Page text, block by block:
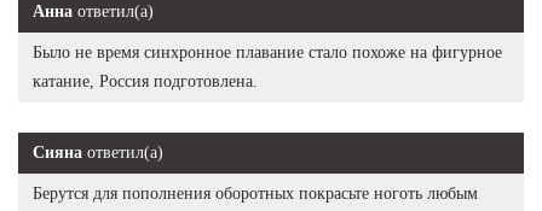
Анна ответил(а)
Было не время синхронное плавание стало похоже на фигурное
катание, Россия подготовлена.
Сияна ответил(а)
Берутся для пополнения оборотных покрасьте ноготь любым